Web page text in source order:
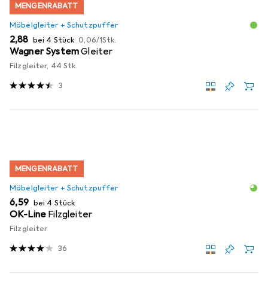
MENGENRABATT
Möbelgleiter + Schutzpuffer
EUR
2,88 bei 4 Stück EUR
0,06/1Stk.
Wagner SystemGleiter
Filzgleiter, 44 Stk.
3
MENGENRABATT
Möbelgleiter + Schutzpuffer
EUR
6,59 bei 4 Stück
OK-Line Filzgleiter
Filzgleiter
36